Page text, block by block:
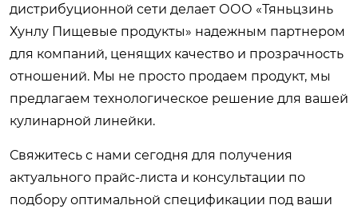
дистрибуционной сети делает ООО «Тяньцзинь
Хунлу Пищевые продукты» надежным партнером
для компаний, ценящих качество и прозрачность
отношений. Мы не просто продаем продукт, мы
предлагаем технологическое решение для вашей
кулинарной линейки.
Свяжитесь с нами сегодня для получения
актуального прайс-листа и консультации по
подбору оптимальной спецификации под ваши